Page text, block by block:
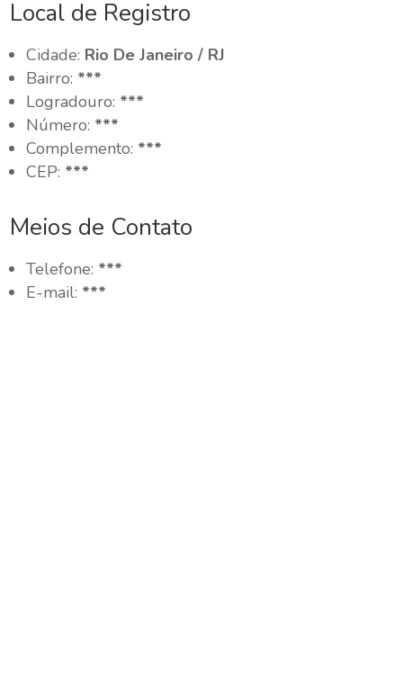
Local de Registro
Cidade: Rio De Janeiro / RJ
Bairro: ***
Logradouro: ***
Número: ***
Complemento: ***
CEP: ***
Meios de Contato
Telefone: ***
E-mail: ***